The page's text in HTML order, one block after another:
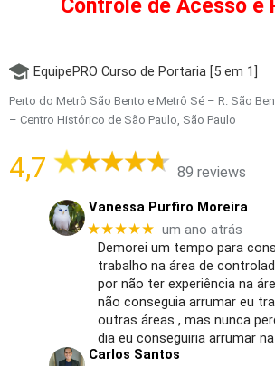
Controle de Acesso e
EquipePRO Curso de Portaria [5 em 1]
Perto do Metrô São Bento e Metrô Sé – R. São
– Centro Histórico de São Paulo, São Paulo
4,7 89 reviews
Vanessa Purfiro Moreira
★★★★★ um ano atrás
Demorei um tempo para
trabalho na área de
por não ter experiência na
não conseguia arrumar eu
outras áreas , mas nunca
dia eu conseguiria arrumar
Carlos Santos